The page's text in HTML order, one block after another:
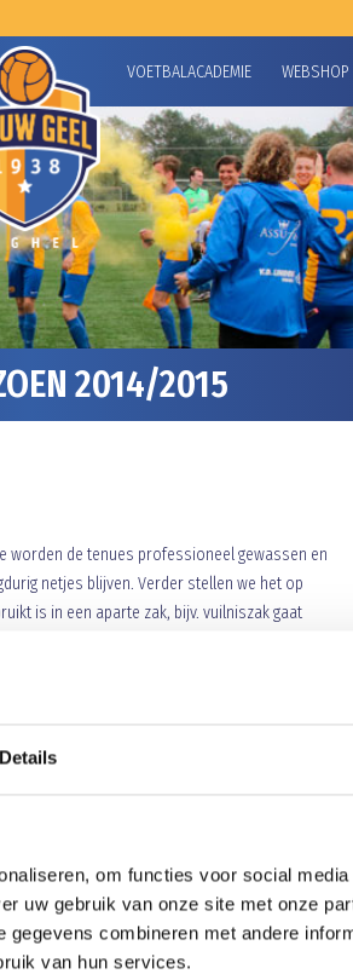
Details
om functies voor social
uw gebruik van onze site met onze
combineren met andere
van hun services.
VOETBALACADEMIE WEBSHOP
2014/2015
worden de tenues professioneel gewassen en
netjes blijven. Verder stellen we het op
is in een aparte zak, bijv. vuilniszak gaat
door een leider of begeleider van een team.
met uitzondering van de E en F
26 oktober a.s.betaald aan Berriette van